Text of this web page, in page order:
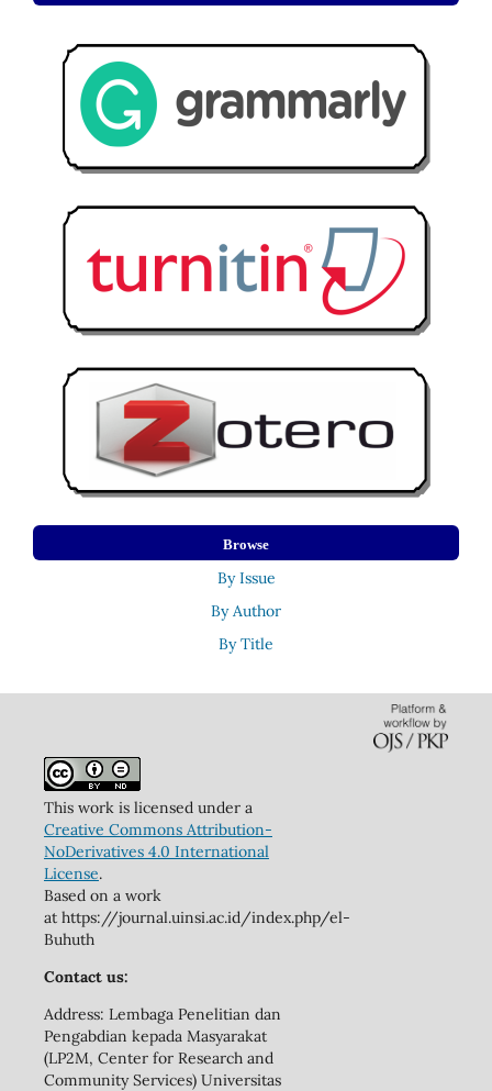
Browse
By Issue
By Author
By Title
This work is licensed under a
Creative Commons Attribution-
NoDerivatives 4.0 International
License.
Based on a work
at https://journal.uinsi.ac.id/index.php/el-
Buhuth
Contact us:
Address: Lembaga Penelitian dan
Pengabdian kepada Masyarakat
(LP2M, Center for Research and
Community Services) Universitas